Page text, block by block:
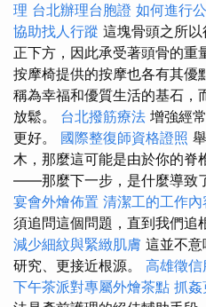
理 台北辦理台胞證 如何進行
協助找人行蹤 這塊骨頭之所
正下方，因此承受著頭骨的重
按摩椅提供的按摩也各有其優
稱為幸福和優質生活的基石，
放鬆。 台北撥筋療法 增強經
更好。 國際整復師資格證照
木，那麼這可能是由於你的脊
——那麼下一步，是什麼導致
宴會外燴佈置 清潔工的工作內
須追問這個問題，直到我們追
減少細紋與緊緻肌膚 這並不
研究、更接近根源。 高雄徵信
下午茶派對專屬外燴茶點 抓姦